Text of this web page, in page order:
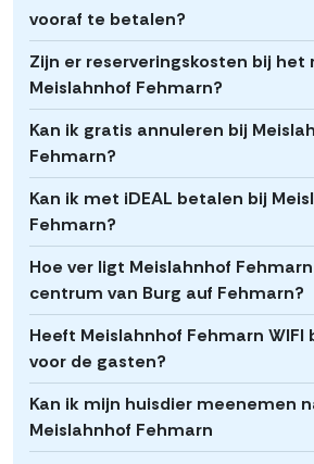
vooraf te betalen?
Zijn er reserveringskosten bij het
Meislahnhof Fehmarn?
Kan ik gratis annuleren bij
Fehmarn?
Kan ik met iDEAL betalen bij
Fehmarn?
Hoe ver ligt Meislahnhof
centrum van Burg auf Fehmarn?
Heeft Meislahnhof Fehmarn WIFI
voor de gasten?
Kan ik mijn huisdier meenemen
Meislahnhof Fehmarn